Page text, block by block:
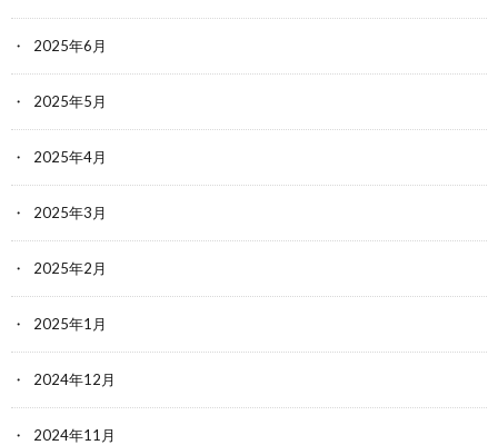
2025年6月
2025年5月
2025年4月
2025年3月
2025年2月
2025年1月
2024年12月
2024年11月